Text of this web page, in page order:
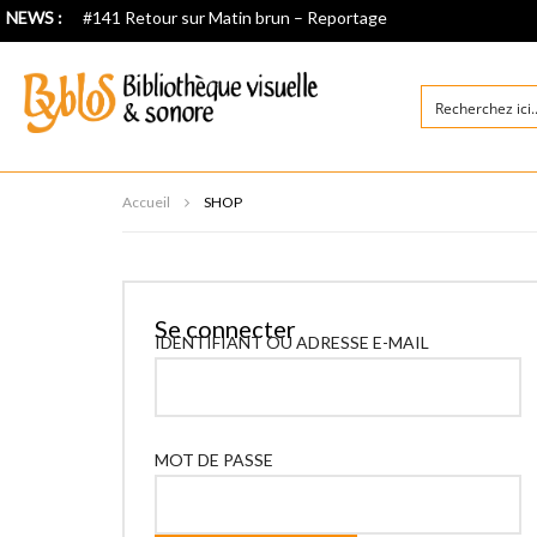
NEWS : #141 Retour sur Matin brun – Reportage
Accueil SHOP
Se connecter
IDENTIFIANT OU ADRESSE E-MAIL
MOT DE PASSE